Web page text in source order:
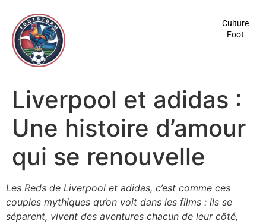
principal
Culture
Foot
Liverpool et adidas :
Une histoire d’amour
qui se renouvelle
Les Reds de Liverpool et adidas, c’est comme ces
couples mythiques qu’on voit dans les films : ils se
séparent, vivent des aventures chacun de leur côté,